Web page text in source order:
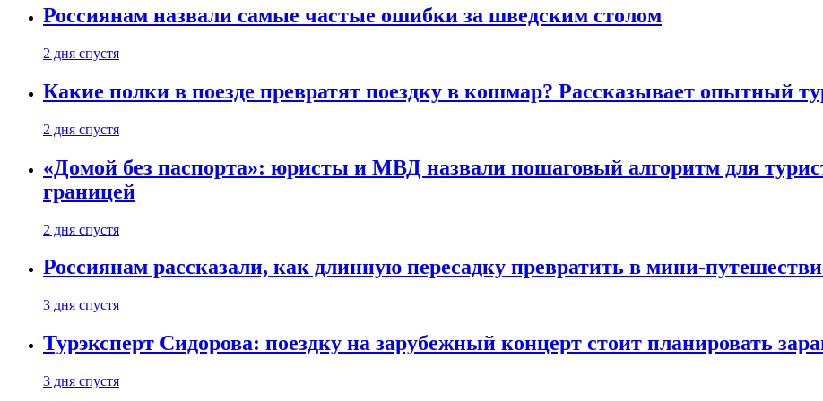
Россиянам назвали самые частые ошибки за шведским столом
2 дня спустя
Какие полки в поезде превратят поездку в кошмар? Рассказывает опытный
2 дня спустя
«Домой без паспорта»: юристы и МВД назвали пошаговый алгоритм для
границей
2 дня спустя
Россиянам рассказали, как длинную пересадку превратить в мини-
3 дня спустя
Турэксперт Сидорова: поездку на зарубежный концерт стоит планировать
3 дня спустя